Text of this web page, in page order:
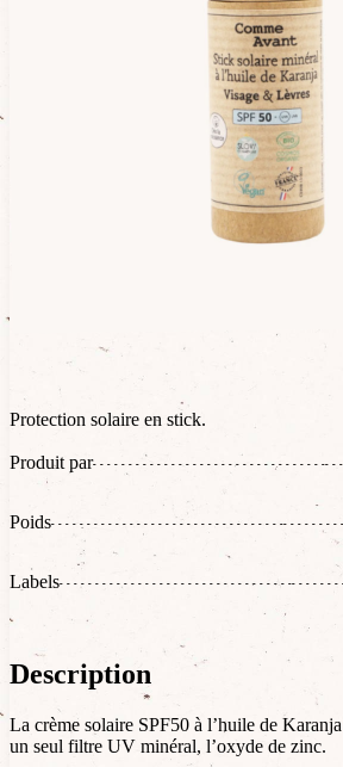
Protection solaire en stick.
Produit par
Poids
Labels
Description
La crème solaire SPF50 à l’huile de
un seul filtre UV minéral, l’oxyde de zinc.